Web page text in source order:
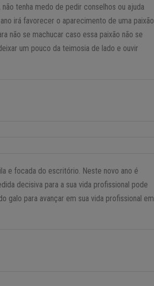
tenha medo de pedir conselhos ou ajuda
irá favorecer o aparecimento de uma paixão
não se machucar caso essa paixão não se
um pouco da teimosia de lado e ouvir
e focada do escritório. Neste novo ano é
decisiva para a sua vida profissional pode
galo para avançar em sua vida profissional em